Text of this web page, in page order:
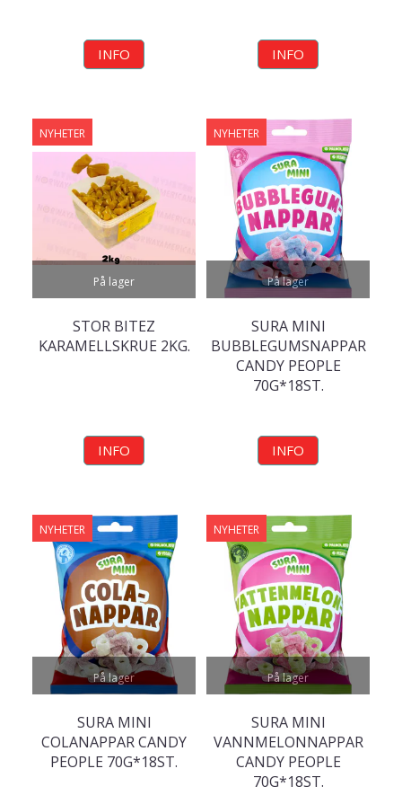
INFO INFO
På lager
NYHETER
STOR BITEZ
KARAMELLSKRUE 2KG.
INFO
På lager
NYHETER
SURA MINI
BUBBLEGUMSNAPPAR
CANDY PEOPLE
70G*18ST.
INFO
På lager
NYHETER
SURA MINI
COLANAPPAR CANDY
PEOPLE 70G*18ST.
På lager
NYHETER
SURA MINI
VANNMELONNAPPAR
CANDY PEOPLE
70G*18ST.